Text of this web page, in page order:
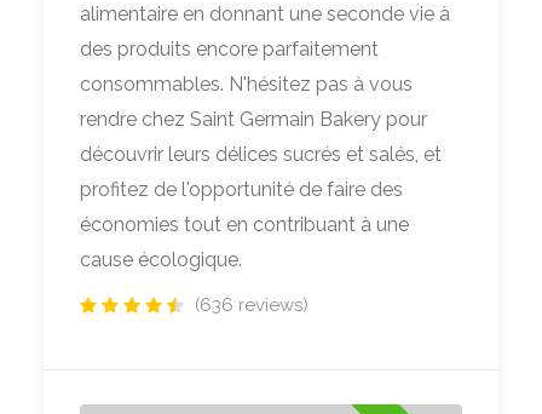
alimentaire en donnant une seconde vie à
des produits encore parfaitement
consommables. N'hésitez pas à vous
rendre chez Saint Germain Bakery pour
découvrir leurs délices sucrés et salés, et
profitez de l'opportunité de faire des
économies tout en contribuant à une
cause écologique.
(636 reviews)